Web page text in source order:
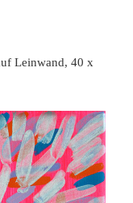
Leinwand, 40 x